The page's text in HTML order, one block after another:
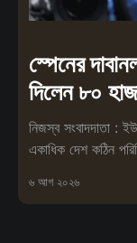
স্পেনের
দিলেন ৮০
নিজস্ব সংবাদদাতা :
একাধিক দেশ কঠিন
৬ আগ ২০২৬